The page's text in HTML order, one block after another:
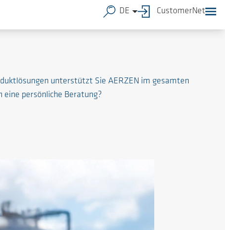
unterstützt Sie AERZEN im gesamten
persönliche Beratung?
DE CustomerNet